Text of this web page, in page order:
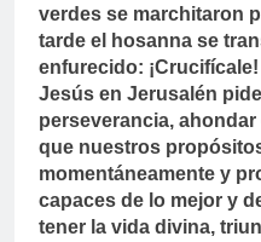
verdes se marchitaron
tarde el hosanna se
enfurecido:
Jesús en Jerusalén
perseverancia,
que nuestros
momentáneamente y
capaces de lo mejor y
tener la vida divina,